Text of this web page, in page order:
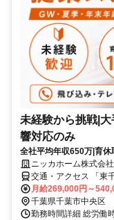
未経験から挑戦|
響対応のみ
全社平均年収650万|育
ニッカホーム株式会
交通・アクセス 「東
月給269,000円～
千葉県千葉市中央区
勤務時間詳細 総労働